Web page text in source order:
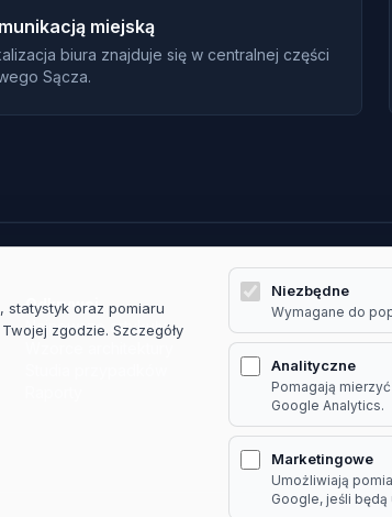
miejską
biura znajduje się w centralnej części
Sącza.
Odkrywaj
Najnowsze artykuły
Firma
O nas
Kontakt
statystyk oraz pomiaru
zgodzie. Szczegóły
Niezbędne
Wymagane do
Analityczne
Pomagają
Google Analytics.
Marketingowe
Umożliwiają
Google, jeśli będą